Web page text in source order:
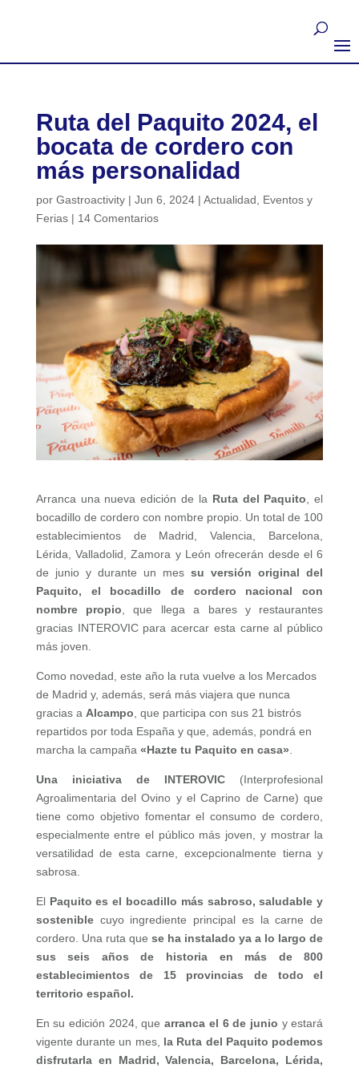
Ruta del Paquito 2024, el
bocata de cordero con
más personalidad
por Gastroactivity| Jun 6, 2024| Actualidad
Eventos y
Ferias| 14 Comentarios
Arranca una nueva edición de la Ruta del Paquito , el
bocadillo de cordero con nombre propio. Un total de 100
establecimientos de Madrid, Valencia, Barcelona,
Lérida, Valladolid, Zamora y León ofrecerán desde el 6
de junio y durante un messu versión original del
Paquito, el bocadillo de cordero nacional con
nombre propio , que llega a bares y restaurantes
gracias INTEROVIC para acercar esta carne al público
más joven.
Como novedad, este año la ruta vuelve a los Mercados
de Madrid y, además, será más viajera que nunca
gracias a Alcampo , que participa con sus 21 bistrós
repartidos por toda España y que, además, pondrá en
marcha la campaña «Hazte tu Paquito en casa»
Una iniciativa de INTEROVIC (Interprofesional
Agroalimentaria del Ovino y el Caprino de Carne) que
tiene como objetivo fomentar el consumo de cordero,
especialmente entre el público más joven, y mostrar la
versatilidad de esta carne, excepcionalmente tierna y
sabrosa.
El Paquito es el bocadillo más sabroso, saludable y
sosteniblecuyo ingrediente principal es la carne de
cordero. Una ruta que se ha instalado ya a lo largo de
sus seis años de historia en más de 800
establecimientos de 15 provincias de todo el
territorio español.
En su edición 2024, quearranca el 6 de junio y estará
vigente durante un mes, la Ruta del Paquito podemos
disfrutarla en Madrid, Valencia, Barcelona, Lérida,